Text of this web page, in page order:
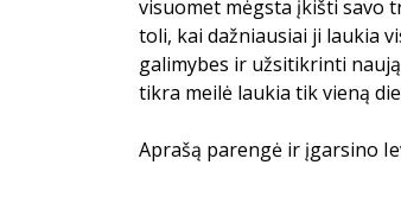
visuomet mėgsta įkišti savo
toli, kai dažniausiai ji laukia
galimybes ir užsitikrinti
tikra meilė laukia tik vieną
Aprašą parengė ir įgarsino